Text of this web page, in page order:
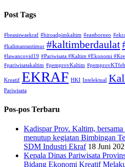
Post Tags
#beasiswaekraf #biroadpimkaltim #eastborneo
#kalimantantimur #kaltimberdaulat
#lawancovid19 #Pariwisata #Kaltim #Ekonomi
#pariwisatakaltim #pemprovKaltim
Kreatif EKRAF HKI Intelektual
Pariwisata
Pos-pos Terbaru
Kadispar Prov. Kaltim,
menutup kegiatan Bimbingan
SDM Industri Ekraf 18 Juni
Kepala Dinas Pariwisata
Bidang Ekonomi Kreatif